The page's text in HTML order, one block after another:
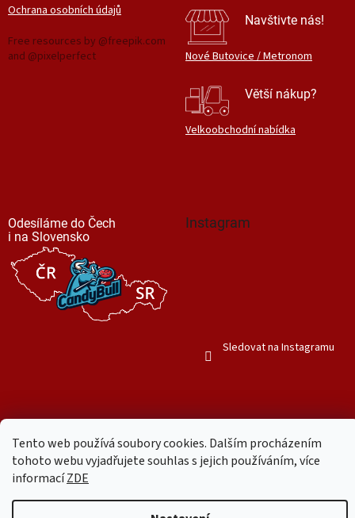
Tento web používá soubory cookies. Dalším procházením
tohoto webu vyjadřujete souhlas s jejich používáním, více
informacíZDE
Ochrana osobních údajů
Free resources by @freepik.com
and @pixelperfect
Navštivte nás!
Nové Butovice / Metronom
Větší nákup?
Velkoobchodní nabídka
Odesíláme do Čech
i na Slovensko
Instagram
Sledovat na Instagramu
Vytvořil Shoptet
Copyright 2026Mr. Candy Bull. Všechna práva vyhrazena.Upravit